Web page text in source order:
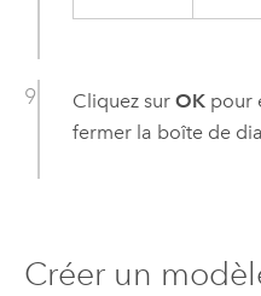
Cliquez sur OKpour
fermer la boîte de
Créer un